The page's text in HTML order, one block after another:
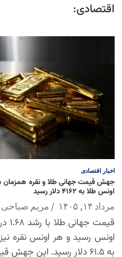
اقتصادی:
اخبار اقتصادی
جهش قیمت جهانی طلا و نقره همزمان
اونس طلا به ۴۱۶۲ دلار رسید
مرداد ۱۴, ۱۴۰۵ مریم صباحی
به ۶۱.۵ دلار رسید. این جهش قیمت…